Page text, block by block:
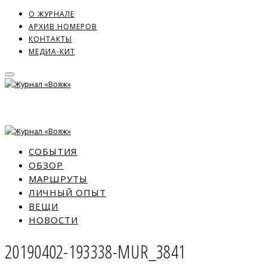
О ЖУРНАЛЕ
АРХИВ НОМЕРОВ
КОНТАКТЫ
МЕДИА-КИТ
СОБЫТИЯ
ОБЗОР
МАРШРУТЫ
ЛИЧНЫЙ ОПЫТ
ВЕЩИ
НОВОСТИ
20190402-193338-MUR_3841